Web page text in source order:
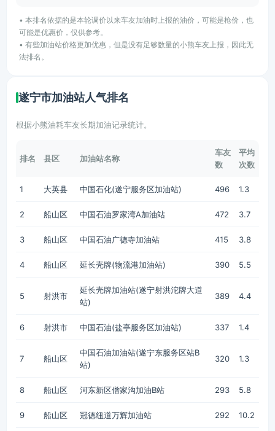
• 本排名依据的是本轮调价以来车友加油时上报的油价，可能是枪价，也
可能是优惠价，仅供参考。
• 有些加油站价格更加优惠，但是没有足够数量的小熊车友上报，因此无
法排名。
遂宁市加油站人气排名
根据小熊油耗车友长期加油记录统计。
排名 县区 加油站名称
车友
数
平均
次数
1 大英县 中国石化(遂宁服务区加油站) 496 1.3
2 船山区 中国石油罗家湾A加油站 472 3.7
3 船山区 中国石油广德寺加油站 415 3.8
4 船山区 延长壳牌(物流港加油站) 390 5.5
5 射洪市
延长壳牌加油站(遂宁射洪沱牌大道
站)
389 4.4
6 射洪市 中国石油(盐亭服务区加油站) 337 1.4
7 船山区
中国石油加油站(遂宁东服务区站B
站)
320 1.3
8 船山区 河东新区僧家沟加油B站 293 5.8
9 船山区 冠德纽道万辉加油站 292 10.2